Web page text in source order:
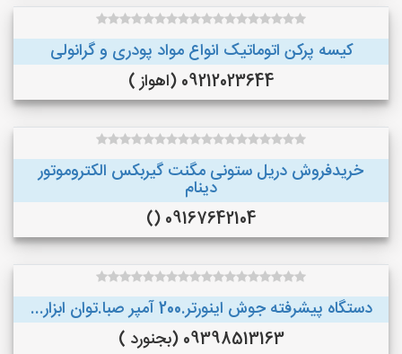
کیسه پرکن اتوماتیک انواع مواد پودری و گرانولی
09212023644 (اهواز )
خریدفروش دریل ستونی مگنت گیربکس الکتروموتور
دینام
09167642104 ()
دستگاه پیشرفته جوش اینورتر.200 آمپر صبا.توان ابزار...
09398513163 (بجنورد )